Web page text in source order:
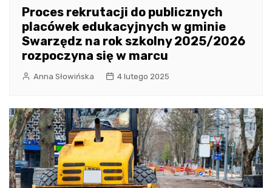
Proces rekrutacji do publicznych
placówek edukacyjnych w gminie
Swarzędz na rok szkolny 2025/2026
rozpoczyna się w marcu
Anna Słowińska 4 lutego 2025